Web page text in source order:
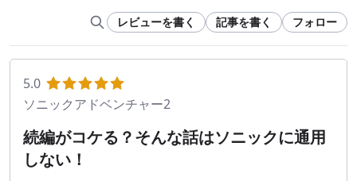
レビューを書く 記事を書く フォロー
5.0
ソニックアドベンチャー2
続編がコケる？そんな話はソニックに通用
しない！